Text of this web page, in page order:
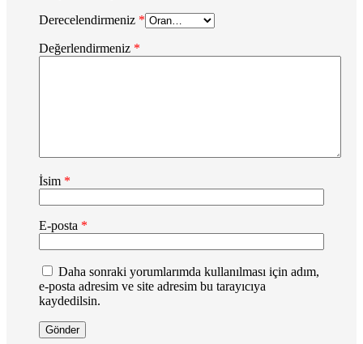
Derecelendirmeniz *
Değerlendirmeniz *
İsim *
E-posta *
Daha sonraki yorumlarımda kullanılması için adım,
e-posta adresim ve site adresim bu tarayıcıya
kaydedilsin.